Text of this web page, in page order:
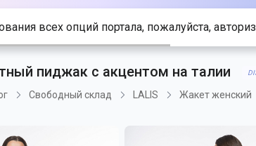
пиджак с акцентом на талии
Свободный склад LALIS Жакет женский
всех опций портала, пожалуйста,